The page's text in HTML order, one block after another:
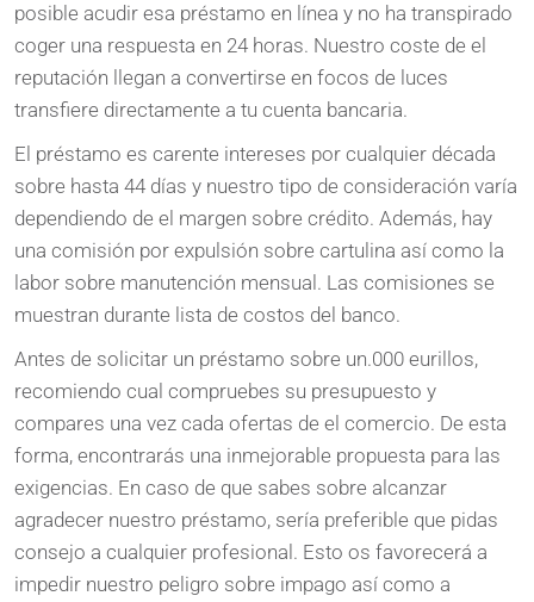
posible acudir esa préstamo en línea y no ha transpirado
coger una respuesta en 24 horas. Nuestro coste de el
reputación llegan a convertirse en focos de luces
transfiere directamente a tu cuenta bancaria.
El préstamo es carente intereses por cualquier década
sobre hasta 44 días y nuestro tipo de consideración varía
dependiendo de el margen sobre crédito. Además, hay
una comisión por expulsión sobre cartulina así­ como la
labor sobre manutención mensual. Las comisiones se
muestran durante lista de costos del banco.
Antes de solicitar un préstamo sobre un.000 eurillos,
recomiendo cual compruebes su presupuesto y
compares una vez cada ofertas de el comercio. De esta
forma, encontrarás una inmejorable propuesta para las
exigencias. En caso de que sabes sobre alcanzar
agradecer nuestro préstamo, serí­a preferible que pidas
consejo a cualquier profesional. Esto os favorecerá a
impedir nuestro peligro sobre impago así­ como a